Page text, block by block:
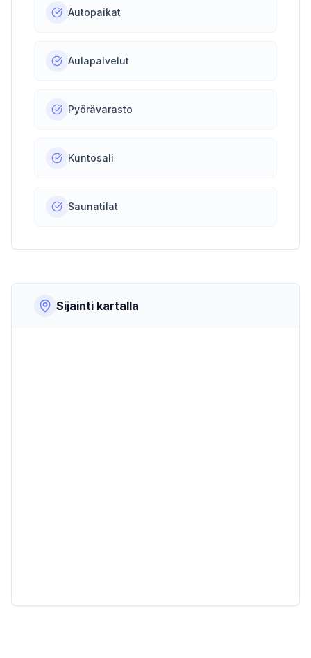
Autopaikat
Aulapalvelut
Pyörävarasto
Kuntosali
Saunatilat
Sijainti kartalla